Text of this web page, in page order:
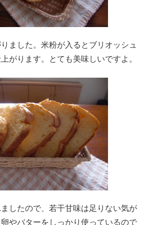
ました。米粉が入るとブリオッシュ
がります。とても美味しいですよ。
したので、若干甘味は足りない気が
やバターをしっかり使っているので